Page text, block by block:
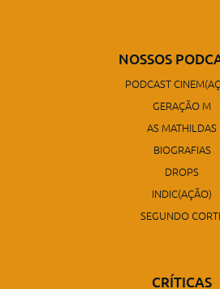
NOSSOS
PODCAST
GERAÇÃO M
AS MATHILDAS
BIOGRAFIAS
DROPS
INDIC(AÇÃO)
SEGUNDO
CRÍTICAS